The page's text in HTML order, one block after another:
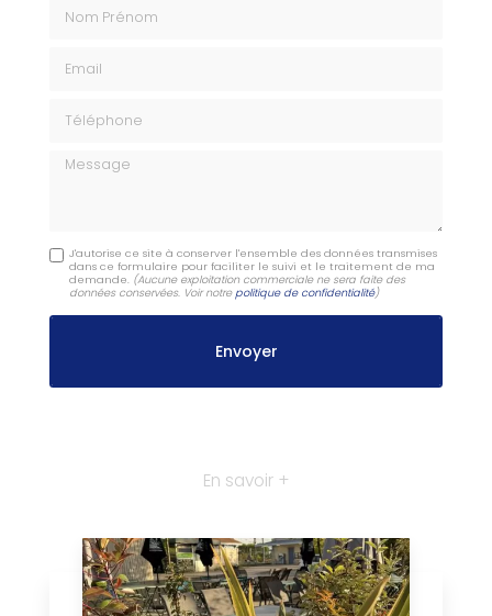
Message
J'autorise ce site à conserver l'ensemble des données transmises
dans ce formulaire pour faciliter le suivi et le traitement de ma
demande. (Aucune exploitation commerciale ne sera faite des
données conservées. Voir notrepolitique de confidentialité)
En savoir +